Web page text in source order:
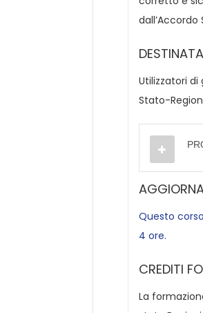
Utilizzatori
Stato-
Questo
4 ore.
CREDITI
La